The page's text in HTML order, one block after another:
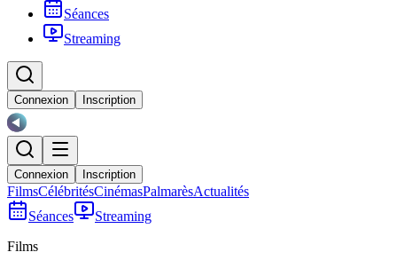
Séances
Streaming
Connexion Inscription
Connexion Inscription
FilmsCélébritésCinémasPalmarèsActualités
Séances
Streaming
Films